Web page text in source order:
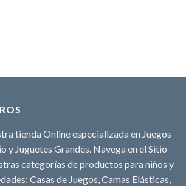
tienda Online especializada en Juegos
y Juguetes Grandes. Navega en el Sitio
categorías de productos para niños y
Casas de Juegos, Camas Elásticas,